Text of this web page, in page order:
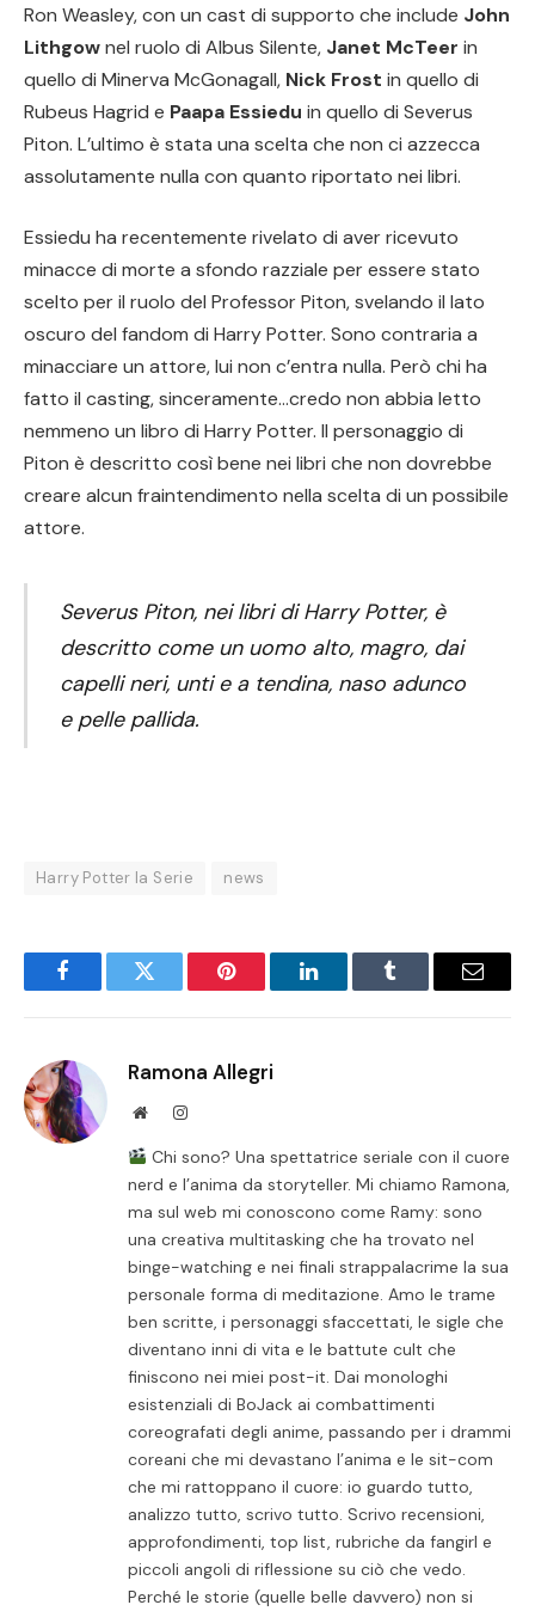
Ron Weasley, con un cast di supporto che include John
Lithgownel ruolo di Albus Silente, Janet McTeer in
quello di Minerva McGonagall, Nick Frost in quello di
Rubeus Hagrid e Paapa Essiedu in quello di Severus
Piton. L’ultimo è stata una scelta che non ci azzecca
assolutamente nulla con quanto riportato nei libri.
Essiedu ha recentemente rivelato di aver ricevuto
minacce di morte a sfondo razziale per essere stato
scelto per il ruolo del Professor Piton, svelando il lato
oscuro del fandom di Harry Potter. Sono contraria a
minacciare un attore, lui non c’entra nulla. Però chi ha
fatto il casting, sinceramente…credo non abbia letto
nemmeno un libro di Harry Potter. Il personaggio di
Piton è descritto così bene nei libri che non dovrebbe
creare alcun fraintendimento nella scelta di un possibile
attore.
Severus Piton, nei libri di Harry Potter, è
descritto come un uomo alto, magro, dai
capelli neri, unti e a tendina, naso adunco
e pelle pallida.
Harry Potter la Serie news
FacebookTwitter Pinterest LinkedInTumblr Email
Ramona Allegri
WebsiteInstagram
Chi sono? Una spettatrice seriale con il cuore
nerd e l’anima da storyteller. Mi chiamo Ramona,
ma sul web mi conoscono come Ramy: sono
una creativa multitasking che ha trovato nel
binge-watching e nei finali strappalacrime la sua
personale forma di meditazione. Amo le trame
ben scritte, i personaggi sfaccettati, le sigle che
diventano inni di vita e le battute cult che
finiscono nei miei post-it. Dai monologhi
esistenziali di BoJack ai combattimenti
coreografati degli anime, passando per i drammi
coreani che mi devastano l’anima e le sit-com
che mi rattoppano il cuore: io guardo tutto,
analizzo tutto, scrivo tutto. Scrivo recensioni,
approfondimenti, top list, rubriche da fangirl e
piccoli angoli di riflessione su ciò che vedo.
Perché le storie (quelle belle davvero) non si